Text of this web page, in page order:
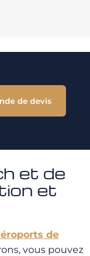
de devis
et de
et
de
vous pouvez